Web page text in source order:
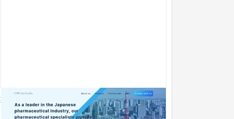
製薬コンサルティング会社 英語版ランディ
ングページ